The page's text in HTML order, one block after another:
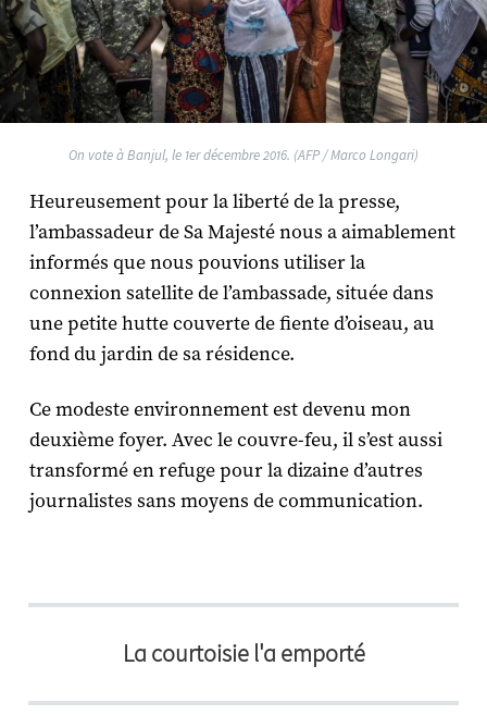
On vote à Banjul, le 1er décembre 2016. (AFP / Marco Longari)
Heureusement pour la liberté de la presse,
l’ambassadeur de Sa Majesté nous a aimablement
informés que nous pouvions utiliser la
connexion satellite de l’ambassade, située dans
une petite hutte couverte de fiente d’oiseau, au
fond du jardin de sa résidence.
Ce modeste environnement est devenu mon
deuxième foyer. Avec le couvre-feu, il s’est aussi
transformé en refuge pour la dizaine d’autres
journalistes sans moyens de communication.
La courtoisie l'a emporté